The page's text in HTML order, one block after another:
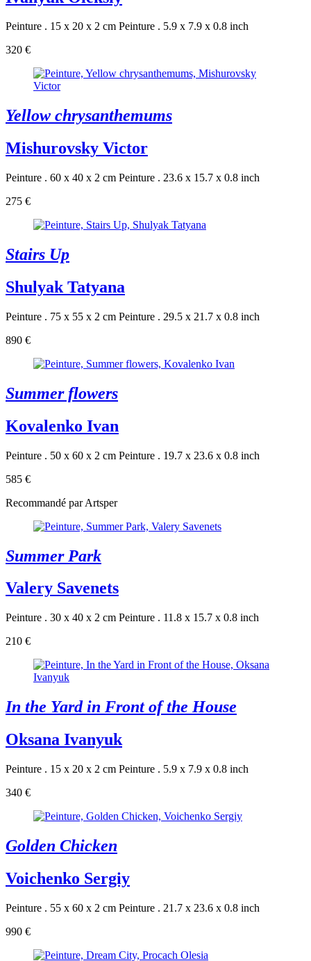
Peinture . 15 x 20 x 2 cm Peinture . 5.9 x 7.9 x 0.8 inch
320 €
Yellow chrysanthemums
Mishurovsky Victor
Peinture . 60 x 40 x 2 cm Peinture . 23.6 x 15.7 x 0.8 inch
275 €
Stairs Up
Shulyak Tatyana
Peinture . 75 x 55 x 2 cm Peinture . 29.5 x 21.7 x 0.8 inch
890 €
Summer flowers
Kovalenko Ivan
Peinture . 50 x 60 x 2 cm Peinture . 19.7 x 23.6 x 0.8 inch
585 €
Recommandé par Artsper
Summer Park
Valery Savenets
Peinture . 30 x 40 x 2 cm Peinture . 11.8 x 15.7 x 0.8 inch
210 €
In the Yard in Front of the House
Oksana Ivanyuk
Peinture . 15 x 20 x 2 cm Peinture . 5.9 x 7.9 x 0.8 inch
340 €
Golden Chicken
Voichenko Sergiy
Peinture . 55 x 60 x 2 cm Peinture . 21.7 x 23.6 x 0.8 inch
990 €